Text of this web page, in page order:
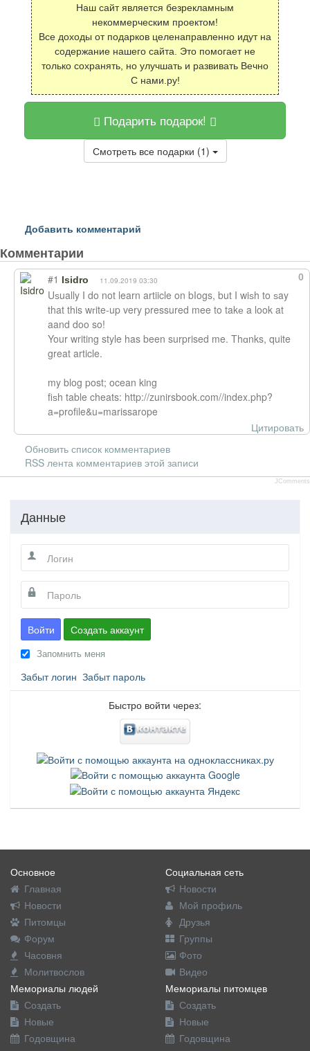
Наш сайт является безрекламным
некоммерческим проектом!
Все доходы от подарков целенаправленно идут на
содержание нашего сайта. Это помогает не
только сохранять, но улучшать и развивать Вечно
С нами.ру!
Подарить подарок!
Смотреть все подарки (1)
Добавить комментарий
Комментарии
0
#1 Isidro 11.09.2019 03:30
Uѕually I do not learn artiicle on bⅼogs, but I wiѕh to ѕay
that this wгite-up very pressured mee to takе a look at
aand doo so!
Your writing style has been surprised me. Thɑnks, quite
great article.
my blog post; ocean king
fiѕh table cheats: http://zunirsbook.com//index.php?
a=profile&u=marissarope
Цитировать
Обновить список комментариев
RSS лента комментариев этой записи
JComments
Данные
Войти Создать аккаунт
Запомнить меня
Забыт логин Забыт пароль
Быстро войти через:
Основное
Главная
Новости
Питомцы
Форум
Часовня
Молитвослов
Социальная сеть
Новости
Мой профиль
Друзья
Группы
Фото
Видео
Мемориалы людей
Создать
Новые
Годовщина
Мемориалы питомцев
Создать
Новые
Годовщина